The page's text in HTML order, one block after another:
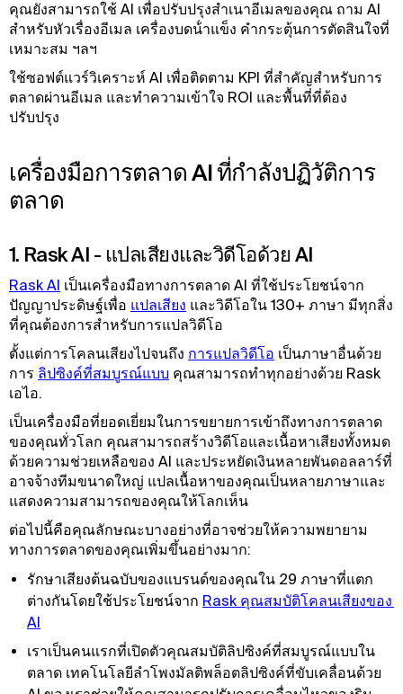
คุณยังสามารถใช้ AI เพื่อปรับปรุงสําเนาอีเมลของคุณ ถาม AI
สําหรับหัวเรื่องอีเมล เครื่องบดน้ําแข็ง คํากระตุ้นการตัดสินใจที่
เหมาะสม ฯลฯ
ใช้ซอฟต์แวร์วิเคราะห์ AI เพื่อติดตาม KPI ที่สําคัญสําหรับการ
ตลาดผ่านอีเมล และทําความเข้าใจ ROI และพื้นที่ที่ต้อง
ปรับปรุง
เครื่องมือการตลาด AI ที่กําลังปฏิวัติการ
ตลาด
1. Rask AI - แปลเสียงและวิดีโอด้วย AI
Rask AI เป็นเครื่องมือทางการตลาด AI ที่ใช้ประโยชน์จาก
ปัญญาประดิษฐ์เพื่อ แปลเสียง และวิดีโอใน 130+ ภาษา มีทุกสิ่ง
ที่คุณต้องการสําหรับการแปลวิดีโอ
ตั้งแต่การโคลนเสียงไปจนถึง การแปลวิดีโอ เป็นภาษาอื่นด้วย
การ ลิปซิงค์ที่สมบูรณ์แบบ คุณสามารถทําทุกอย่างด้วย Rask
เอไอ.
เป็นเครื่องมือที่ยอดเยี่ยมในการขยายการเข้าถึงทางการตลาด
ของคุณทั่วโลก คุณสามารถสร้างวิดีโอและเนื้อหาเสียงทั้งหมด
ด้วยความช่วยเหลือของ AI และประหยัดเงินหลายพันดอลลาร์ที่
อาจจ้างทีมขนาดใหญ่ แปลเนื้อหาของคุณเป็นหลายภาษาและ
แสดงความสามารถของคุณให้โลกเห็น
ต่อไปนี้คือคุณลักษณะบางอย่างที่อาจช่วยให้ความพยายาม
ทางการตลาดของคุณเพิ่มขึ้นอย่างมาก:
รักษาเสียงต้นฉบับของแบรนด์ของคุณใน 29 ภาษาที่แตก
ต่างกันโดยใช้ประโยชน์จาก Rask คุณสมบัติโคลนเสียงของ
AI
เราเป็นคนแรกที่เปิดตัวคุณสมบัติลิปซิงค์ที่สมบูรณ์แบบใน
ตลาด เทคโนโลยีลําโพงมัลติพล็อตลิปซิงค์ที่ขับเคลื่อนด้วย